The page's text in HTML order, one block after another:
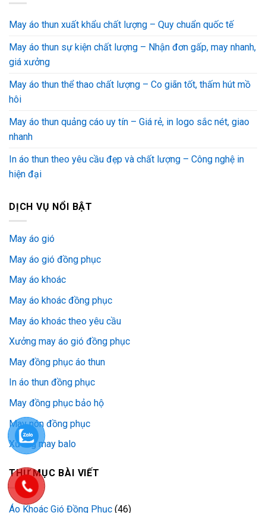
May áo thun xuất khẩu chất lượng – Quy chuẩn quốc tế
May áo thun sự kiện chất lượng – Nhận đơn gấp, may nhanh,
giá xưởng
May áo thun thể thao chất lượng – Co giãn tốt, thấm hút mồ
hôi
May áo thun quảng cáo uy tín – Giá rẻ, in logo sắc nét, giao
nhanh
In áo thun theo yêu cầu đẹp và chất lượng – Công nghệ in
hiện đại
DỊCH VỤ NỔI BẬT
May áo gió
May áo gió đồng phục
May áo khoác
May áo khoác đồng phục
May áo khoác theo yêu cầu
Xưởng may áo gió đồng phục
May đồng phục áo thun
In áo thun đồng phục
May đồng phục bảo hộ
May nón đồng phục
Xưởng may balo
THƯ MỤC BÀI VIẾT
Áo Khoác Gió Đồng Phục (46)